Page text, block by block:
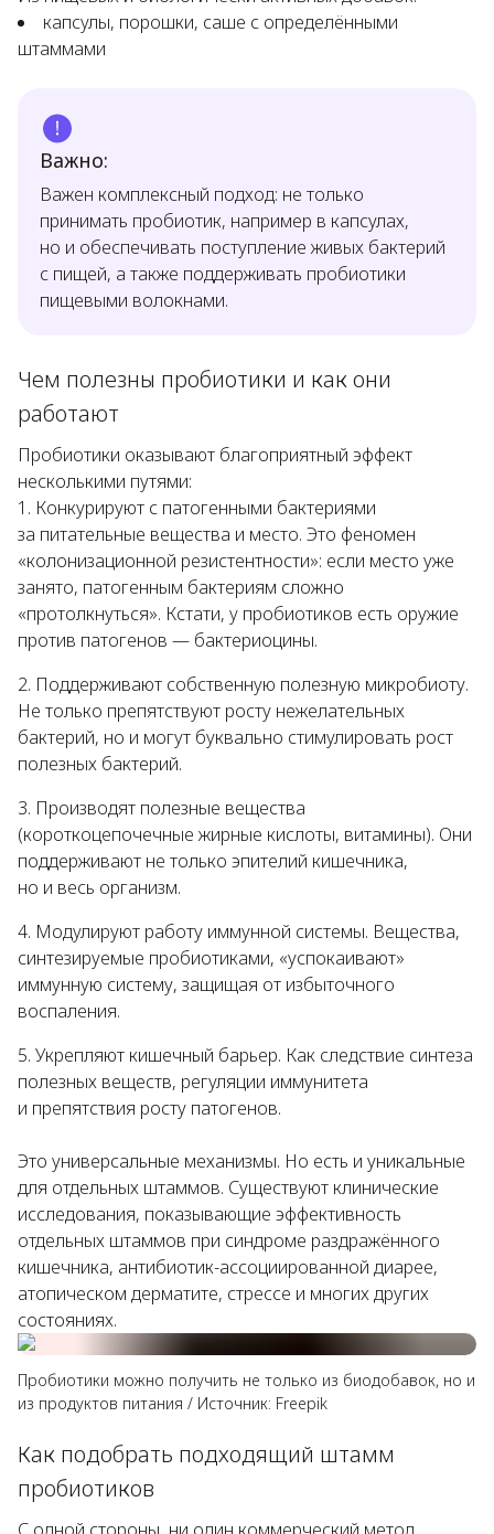
капсулы, порошки, саше с определёнными
штаммами
Важно:
Важен комплексный подход: не только
принимать пробиотик, например в капсулах,
но и обеспечивать поступление живых бактерий
с пищей, а также поддерживать пробиотики
пищевыми волокнами.
Чем полезны пробиотики и как они
работают
Пробиотики оказывают благоприятный эффект
несколькими путями:
Конкурируют с патогенными бактериями
за питательные вещества и место. Это феномен
«колонизационной резистентности»: если место уже
занято, патогенным бактериям сложно
«протолкнуться». Кстати, у пробиотиков есть оружие
против патогенов — бактериоцины.
Поддерживают собственную полезную микробиоту.
Не только препятствуют росту нежелательных
бактерий, но и могут буквально стимулировать рост
полезных бактерий.
Производят полезные вещества
(короткоцепочечные жирные кислоты, витамины). Они
поддерживают не только эпителий кишечника,
но и весь организм.
Модулируют работу иммунной системы. Вещества,
синтезируемые пробиотиками, «успокаивают»
иммунную систему, защищая от избыточного
воспаления.
Укрепляют кишечный барьер. Как следствие синтеза
полезных веществ, регуляции иммунитета
и препятствия росту патогенов.
Это универсальные механизмы. Но есть и уникальные
для отдельных штаммов. Существуют клинические
исследования, показывающие эффективность
отдельных штаммов при синдроме раздражённого
кишечника, антибиотик-ассоциированной диарее,
атопическом дерматите, стрессе и многих других
состояниях.
Пробиотики можно получить не только из биодобавок, но и
из продуктов питания / Источник: Freepik
Как подобрать подходящий штамм
пробиотиков